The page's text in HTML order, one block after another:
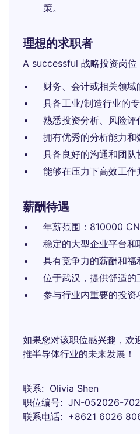
策。
理想的求职者
A successful 战略投资岗
财务、会计或相关领域
具备工业/制造行业的专
熟悉投资分析、风险评
拥有优秀的分析能力和
具备良好的沟通和团队
能够在压力下高效工作
薪酬待遇
年薪范围：810000
稳定的大型企业平台和
具有竞争力的薪酬和福
位于武汉，提供舒适的
参与行业内重要的投资
如果您对该职位感兴趣，欢
推半导体行业的未来发展！
联系
Olivia Shen
职位编号
JN-052026-
联系电话
+8621 6026